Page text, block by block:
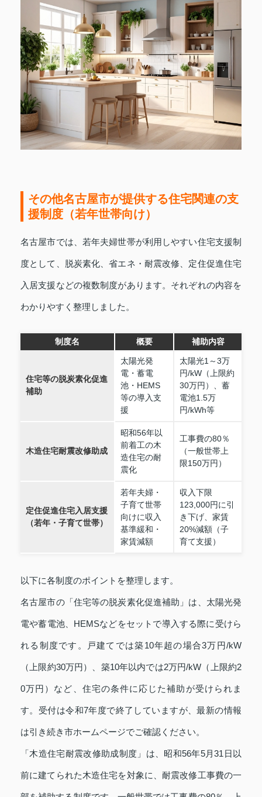
その他名古屋市が提供する住宅関連の支
援制度（若年世帯向け）
名古屋市では、若年夫婦世帯が利用しやすい住宅支援制
度として、脱炭素化、省エネ・耐震改修、定住促進住宅
入居支援などの複数制度があります。それぞれの内容を
わかりやすく整理しました。
制度名 概要 補助内容
住宅等の脱炭素化促進
補助
太陽光発
電・蓄電
池・HEMS
等の導入支
援
太陽光1～3万
円/kW（上限約
30万円）、蓄
電池1.5万
円/kWh等
木造住宅耐震改修助成
昭和56年以
前着工の木
造住宅の耐
震化
工事費の80％
（一般世帯上
限150万円）
定住促進住宅入居支援
（若年・子育て世帯）
若年夫婦・
子育て世帯
向けに収入
基準緩和・
家賃減額
収入下限
123,000円に引
き下げ、家賃
20%減額（子
育て支援）
以下に各制度のポイントを整理します。
名古屋市の「住宅等の脱炭素化促進補助」は、太陽光発
電や蓄電池、HEMSなどをセットで導入する際に受けら
れる制度です。戸建てでは築10年超の場合3万円/kW
（上限約30万円）、築10年以内では2万円/kW（上限約2
0万円）など、住宅の条件に応じた補助が受けられま
す。受付は令和7年度で終了していますが、最新の情報
は引き続き市ホームページでご確認ください。
「木造住宅耐震改修助成制度」は、昭和56年5月31日以
前に建てられた木造住宅を対象に、耐震改修工事費の一